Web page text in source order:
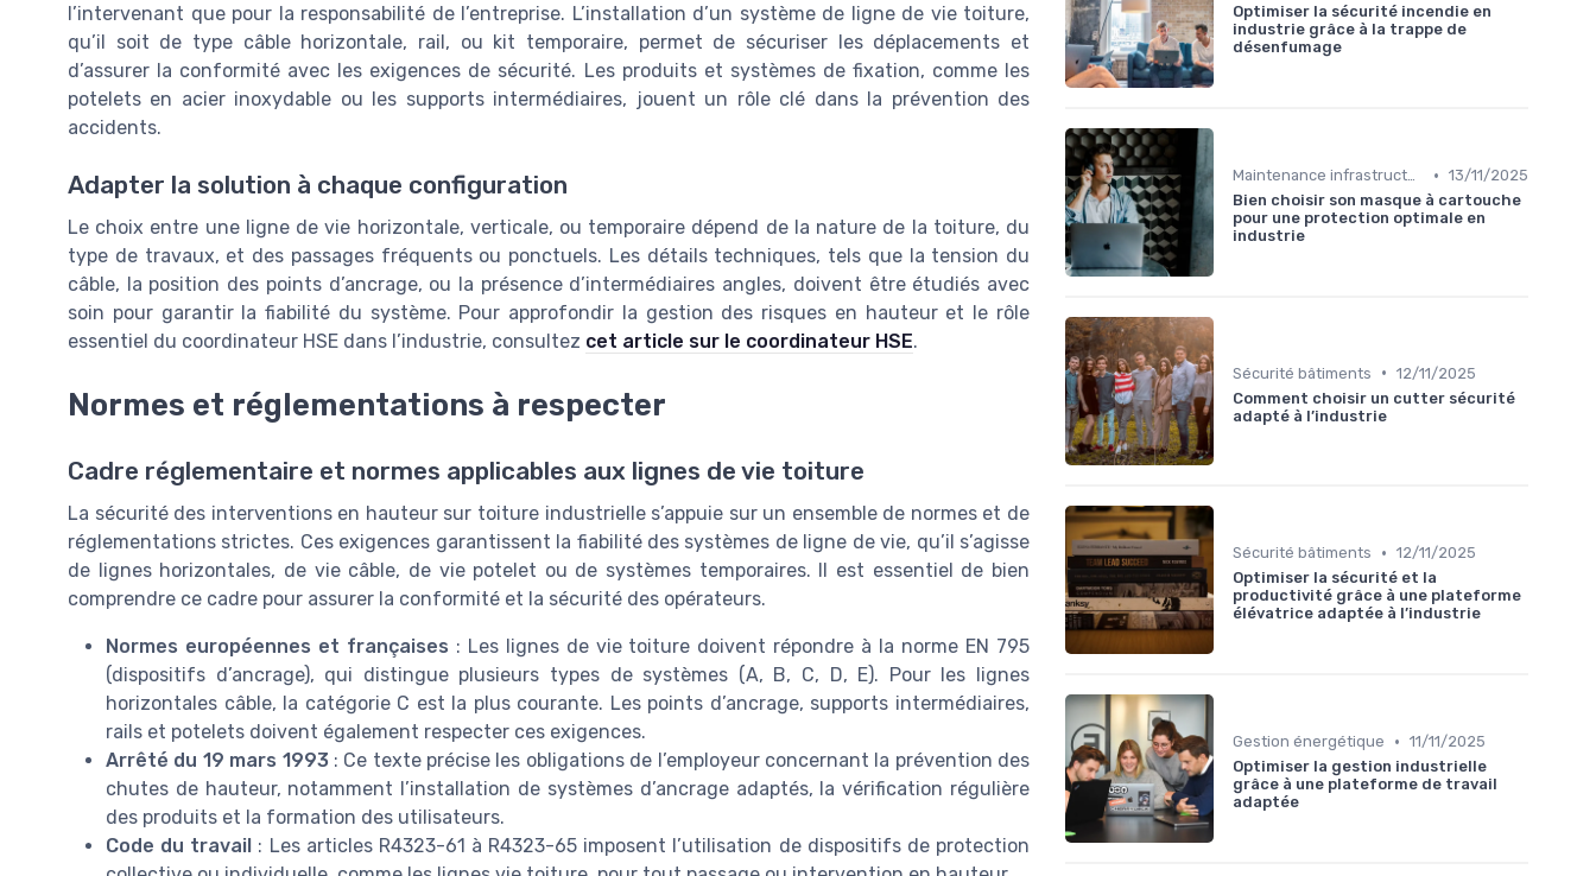
l’intervenant que pour la responsabilité de l’entreprise. L’installation d’un système de ligne de vie toiture,
qu’il soit de type câble horizontale, rail, ou kit temporaire, permet de sécuriser les déplacements et
d’assurer la conformité avec les exigences de sécurité. Les produits et systèmes de fixation, comme les
potelets en acier inoxydable ou les supports intermédiaires, jouent un rôle clé dans la prévention des
accidents.
Adapter la solution à chaque configuration
Le choix entre une ligne de vie horizontale, verticale, ou temporaire dépend de la nature de la toiture, du
type de travaux, et des passages fréquents ou ponctuels. Les détails techniques, tels que la tension du
câble, la position des points d’ancrage, ou la présence d’intermédiaires angles, doivent être étudiés avec
soin pour garantir la fiabilité du système. Pour approfondir la gestion des risques en hauteur et le rôle
essentiel du coordinateur HSE dans l’industrie, consultez cet article sur le coordinateur HSE.
Normes et réglementations à respecter
Cadre réglementaire et normes applicables aux lignes de vie toiture
La sécurité des interventions en hauteur sur toiture industrielle s’appuie sur un ensemble de normes et de
réglementations strictes. Ces exigences garantissent la fiabilité des systèmes de ligne de vie, qu’il s’agisse
de lignes horizontales, de vie câble, de vie potelet ou de systèmes temporaires. Il est essentiel de bien
comprendre ce cadre pour assurer la conformité et la sécurité des opérateurs.
Normes européennes et françaises : Les lignes de vie toiture doivent répondre à la norme EN 795
(dispositifs d’ancrage), qui distingue plusieurs types de systèmes (A, B, C, D, E). Pour les lignes
horizontales câble, la catégorie C est la plus courante. Les points d’ancrage, supports intermédiaires,
rails et potelets doivent également respecter ces exigences.
Arrêté du 19 mars 1993 : Ce texte précise les obligations de l’employeur concernant la prévention des
chutes de hauteur, notamment l’installation de systèmes d’ancrage adaptés, la vérification régulière
des produits et la formation des utilisateurs.
Code du travail : Les articles R4323-61 à R4323-65 imposent l’utilisation de dispositifs de protection
Optimiser la sécurité incendie en
industrie grâce à la trappe de
désenfumage
Maintenance infrastructures • 13/11/2025
Bien choisir son masque à cartouche
pour une protection optimale en
industrie
Sécurité bâtiments • 12/11/2025
Comment choisir un cutter sécurité
adapté à l’industrie
Sécurité bâtiments • 12/11/2025
Optimiser la sécurité et la
productivité grâce à une plateforme
élévatrice adaptée à l’industrie
Gestion énergétique • 11/11/2025
Optimiser la gestion industrielle
grâce à une plateforme de travail
adaptée